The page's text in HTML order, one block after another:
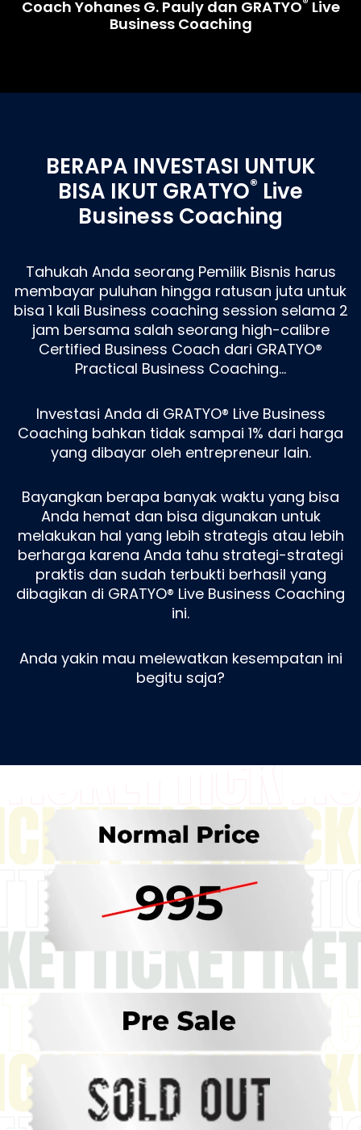
Coach Yohanes G. Pauly dan GRATYO® Live
Business Coaching
BERAPA INVESTASI UNTUK
BISA IKUT GRATYO® Live
Business Coaching
Tahukah Anda seorang Pemilik Bisnis harus
membayar puluhan hingga ratusan juta untuk
bisa 1 kali Business coaching session selama 2
jam bersama salah seorang high-calibre
Certified Business Coach dari GRATYO®
Practical Business Coaching…
Investasi Anda di GRATYO® Live Business
Coaching bahkan tidak sampai 1% dari harga
yang dibayar oleh entrepreneur lain.
Bayangkan berapa banyak waktu yang bisa
Anda hemat dan bisa digunakan untuk
melakukan hal yang lebih strategis atau lebih
berharga karena Anda tahu strategi-strategi
praktis dan sudah terbukti berhasil yang
dibagikan di GRATYO® Live Business Coaching
ini.
Anda yakin mau melewatkan kesempatan ini
begitu saja?